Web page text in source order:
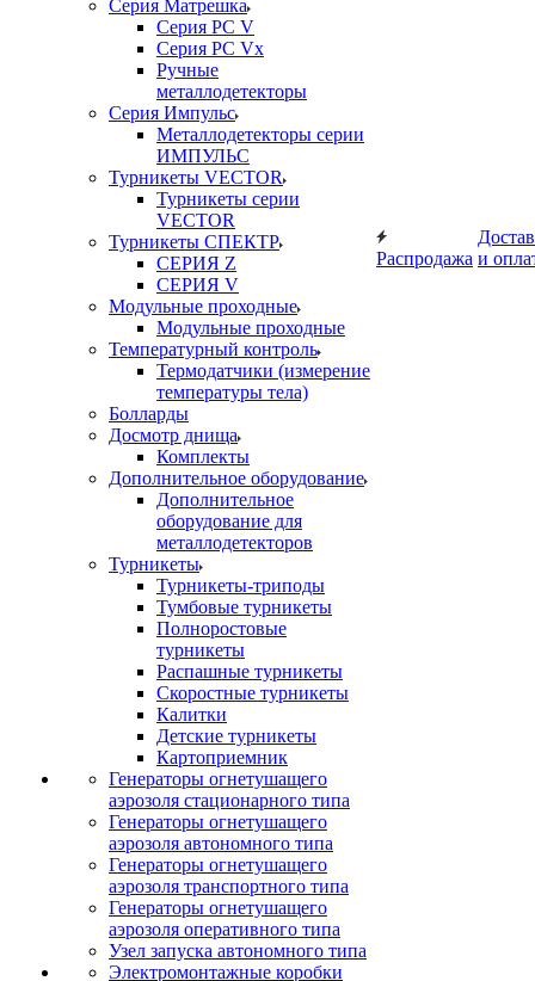
Серия Матрешка
Серия PC V
Серия PC Vx
Ручные
металлодетекторы
Серия Импульс
Металлодетекторы серии
ИМПУЛЬС
Турникеты VECTOR
Турникеты серии
VECTOR
Турникеты СПЕКТР
СЕРИЯ Z
СЕРИЯ V
Модульные проходные
Модульные проходные
Температурный контроль
Термодатчики (измерение
температуры тела)
Болларды
Досмотр днища
Комплекты
Дополнительное оборудование
Дополнительное
оборудование для
металлодетекторов
Турникеты
Турникеты-триподы
Тумбовые турникеты
Полноростовые
турникеты
Распашные турникеты
Скоростные турникеты
Калитки
Детские турникеты
Картоприемник
Генераторы огнетушащего
аэрозоля стационарного типа
Генераторы огнетушащего
аэрозоля автономного типа
Генераторы огнетушащего
аэрозоля транспортного типа
Генераторы огнетушащего
аэрозоля оперативного типа
Узел запуска автономного типа
Электромонтажные коробки
Распродажа и